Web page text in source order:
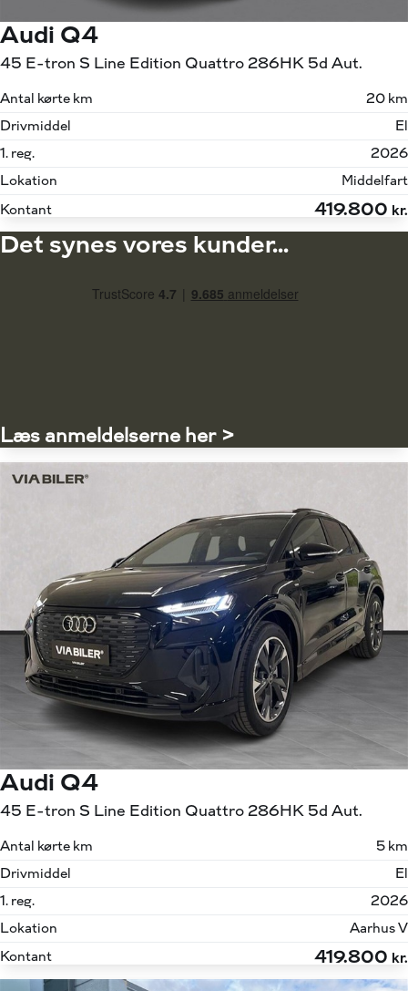
Audi Q4
45 E-tron S Line Edition Quattro 286HK 5d Aut.
Antal kørte km
20 km
Drivmiddel
El
1. reg.
2026
Lokation
Middelfart
Kontant
419.800 kr.
Det synes vores kunder...
Læs anmeldelserne her >
Audi Q4
45 E-tron S Line Edition Quattro 286HK 5d Aut.
Antal kørte km
5 km
Drivmiddel
El
1. reg.
2026
Lokation
Aarhus V
Kontant
419.800 kr.